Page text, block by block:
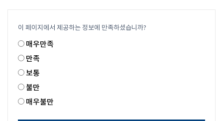
이 페이지에서 제공하는 정보에 만족하셨습니까?
매우만족
만족
보통
불만
매우불만